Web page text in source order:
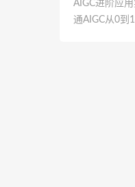
AIGC进阶应
通AIGC从0到